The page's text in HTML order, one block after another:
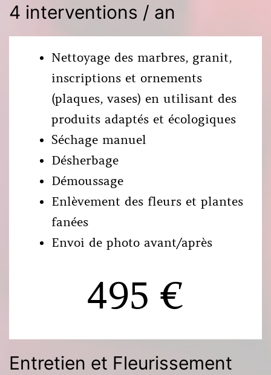
4 interventions / an
Nettoyage des marbres, granit,
inscriptions et ornements
(plaques, vases) en utilisant des
produits adaptés et écologiques
Séchage manuel
Désherbage
Démoussage
Enlèvement des fleurs et plantes
fanées
Envoi de photo avant/après
495 €
Entretien et Fleurissement